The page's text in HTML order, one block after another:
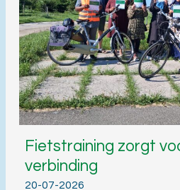
Fietstraining zorgt
verbinding
20-07-2026